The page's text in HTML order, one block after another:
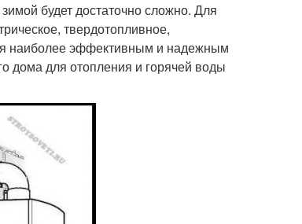
будет достаточно сложно. Для
твердотопливное,
наиболее эффективным и надежным
дома для отопления и горячей воды